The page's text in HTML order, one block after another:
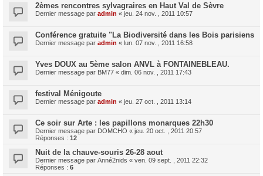
2èmes rencontres sylvagraires en Haut Val de Sèvre
Dernier message par admin « jeu. 24 nov. , 2011 10:57
Conférence gratuite "La Biodiversité dans les Bois parisiens
Dernier message par admin « lun. 07 nov. , 2011 16:58
Yves DOUX au 5ème salon ANVL à FONTAINEBLEAU.
Dernier message par BM77 « dim. 06 nov. , 2011 17:43
festival Ménigoute
Dernier message par admin « jeu. 27 oct. , 2011 13:14
Ce soir sur Arte : les papillons monarques 22h30
Dernier message par DOMCHO « jeu. 20 oct. , 2011 20:57
Réponses : 12
Nuit de la chauve-souris 26-28 aout
Dernier message par Anné2nids « ven. 09 sept. , 2011 22:32
Réponses : 6